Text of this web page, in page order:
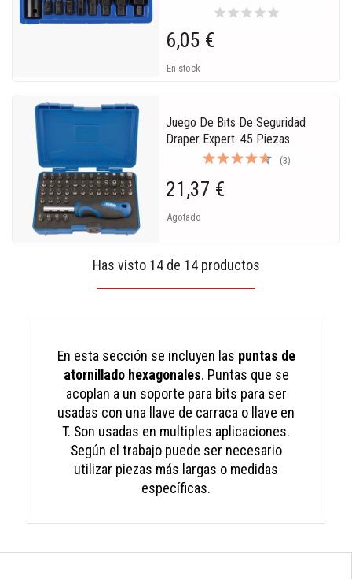
starstarstarstarstar
6,05 €
En stock
Juego De Bits De Seguridad
Draper Expert. 45 Piezas
(3)
21,37 €
Agotado
Has visto 14 de 14 productos
En esta sección se incluyen las puntas de
atornillado hexagonales. Puntas que se
acoplan a un soporte para bits para ser
usadas con una llave de carraca o llave en
T. Son usadas en multiples aplicaciones.
Según el trabajo puede ser necesario
utilizar piezas más largas o medidas
específicas.